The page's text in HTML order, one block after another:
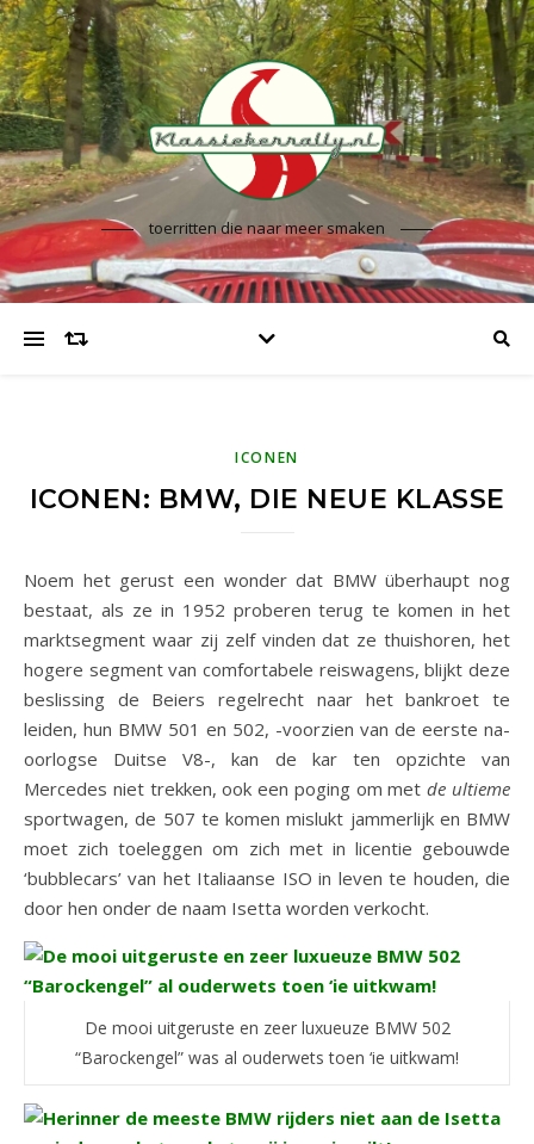
toerritten die naar meer smaken
ICONEN
ICONEN: BMW, DIE NEUE KLASSE
Noem het gerust een wonder dat BMW überhaupt nog
bestaat, als ze in 1952 proberen terug te komen in het
marktsegment waar zij zelf vinden dat ze thuishoren, het
hogere segment van comfortabele reiswagens, blijkt deze
beslissing de Beiers regelrecht naar het bankroet te
leiden, hun BMW 501 en 502, -voorzien van de eerste na-
oorlogse Duitse V8-, kan de kar ten opzichte van
Mercedes niet trekken, ook een poging om metde ultieme
sportwagen, de 507 te komen mislukt jammerlijk en BMW
moet zich toeleggen om zich met in licentie gebouwde
‘bubblecars’ van het Italiaanse ISO in leven te houden, die
door hen onder de naam Isetta worden verkocht.
De mooi uitgeruste en zeer luxueuze BMW 502
“Barockengel” was al ouderwets toen ‘ie uitkwam!